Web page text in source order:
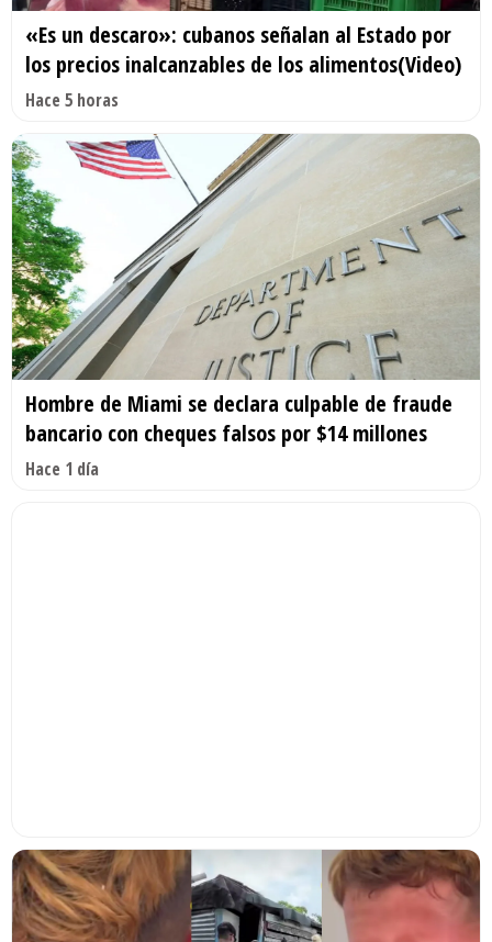
«Es un descaro»: cubanos señalan al Estado por
los precios inalcanzables de los alimentos(Video)
Hace 5 horas
Hombre de Miami se declara culpable de fraude
bancario con cheques falsos por $14 millones
Hace 1 día